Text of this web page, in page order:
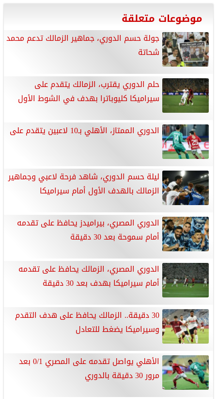
موضوعات متعلقة
جولة حسم الدوري، جماهير الزمالك تدعم محمد
شحاتة
حلم الدوري يقترب، الزمالك يتقدم على
سيراميكا كليوباترا بهدف في الشوط الأول
الدوري الممتاز، الأهلي بـ10 لاعبين يتقدم على
ليلة حسم الدوري، شاهد فرحة لاعبي وجماهير
الزمالك بالهدف الأول أمام سيراميكا
الدوري المصري، بيراميدز يحافظ على تقدمه
أمام سموحة بعد 30 دقيقة
الدوري المصري، الزمالك يحافظ على تقدمه
أمام سيراميكا بهدف بعد 30 دقيقة
30 دقيقة.. الزمالك يحافظ على هدف التقدم
وسيراميكا يضغط للتعادل
الأهلي يواصل تقدمه على المصري 0/1 بعد
مرور 30 دقيقة بالدوري